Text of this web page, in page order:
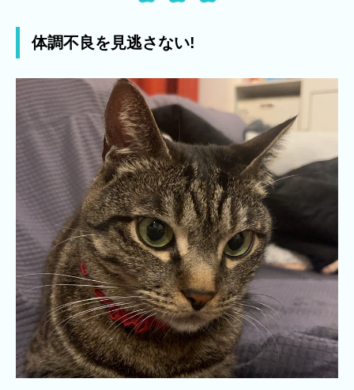
体調不良を見逃さない!